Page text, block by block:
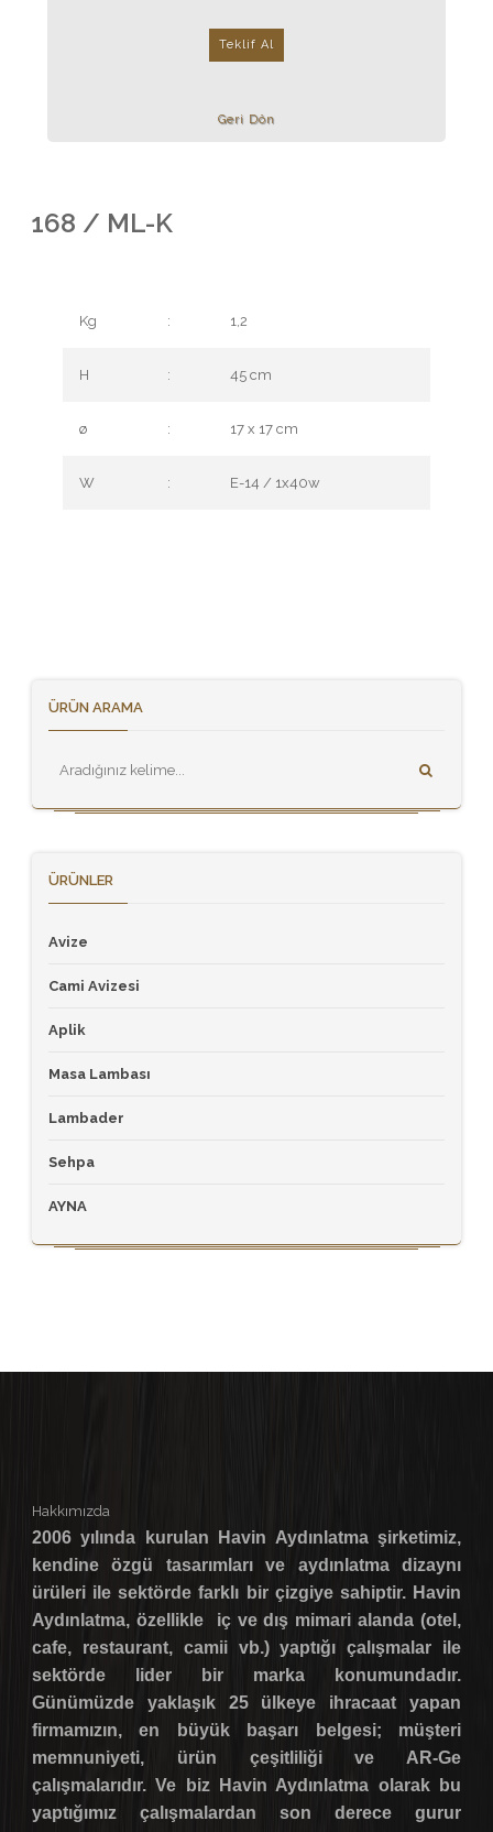
Teklif Al
Geri Dön
168 / ML-K
Kg : 1,2
H : 45 cm
ø : 17 x 17 cm
W : E-14 / 1x40w
ÜRÜN ARAMA
ÜRÜNLER
Avize
Cami Avizesi
Aplik
Masa Lambası
Lambader
Sehpa
AYNA
Hakkımızda
2006 yılında kurulan Havin Aydınlatma şirketimiz,
kendine özgü tasarımları ve aydınlatma dizaynı
ürüleri ile sektörde farklı bir çizgiye sahiptir. Havin
Aydınlatma, özellikle iç ve dış mimari alanda (otel,
cafe, restaurant, camii vb.) yaptığı çalışmalar ile
sektörde lider bir marka konumundadır.
Günümüzde yaklaşık 25 ülkeye ihracaat yapan
firmamızın, en büyük başarı belgesi; müşteri
memnuniyeti, ürün çeşitliliği ve AR-Ge
çalışmalarıdır. Ve biz Havin Aydınlatma olarak bu
yaptığımız çalışmalardan son derece gurur